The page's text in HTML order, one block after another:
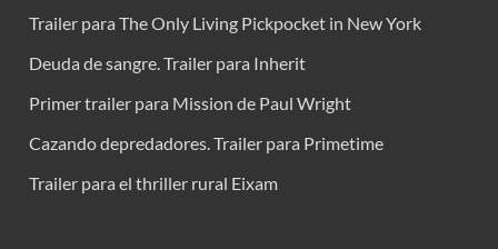
Trailer para The Only Living Pickpocket in New York
Deuda de sangre. Trailer para Inherit
Primer trailer para Mission de Paul Wright
Cazando depredadores. Trailer para Primetime
Trailer para el thriller rural Eixam